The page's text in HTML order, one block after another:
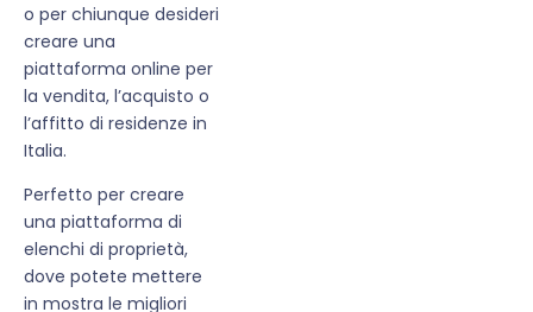
o per chiunque desideri
creare una
piattaforma online per
la vendita, l’acquisto o
l’affitto di residenze in
Italia.
Perfetto per creare
una piattaforma di
elenchi di proprietà,
dove potete mettere
in mostra le migliori